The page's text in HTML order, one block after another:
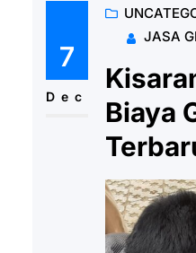
7
Dec
JASA
Biaya